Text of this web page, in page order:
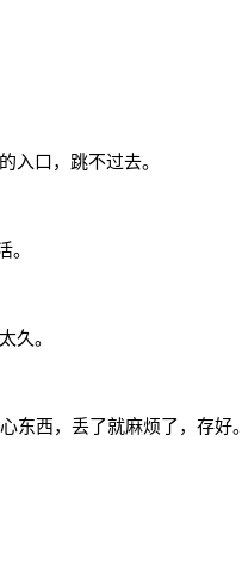
入口，跳不过去。
。
久。
东西，丢了就麻烦了，存好。